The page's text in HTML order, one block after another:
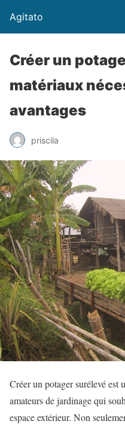
Agitato
Créer un
matériaux
avantages
priscila
Créer un potager surélevé est
amateurs de jardinage qui
espace extérieur. Non